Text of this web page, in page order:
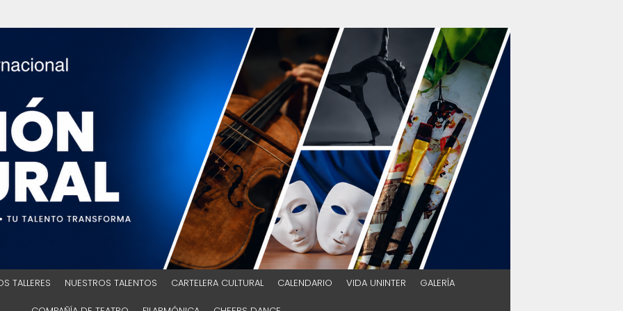
TALLERES NUESTROS TALENTOS CARTELERA CULTURAL CALENDARIO VIDA UNINTER GALERÍA